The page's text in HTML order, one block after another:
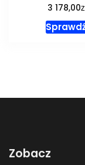
3 178,00
Zobacz